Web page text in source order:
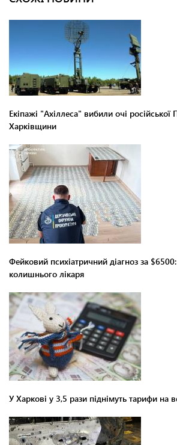
Екіпажі "Ахіллеса" вибили очі
Харківщини
Фейковий психіатричний діагноз за
колишнього лікаря
У Харкові у 3,5 рази піднімуть тарифи на